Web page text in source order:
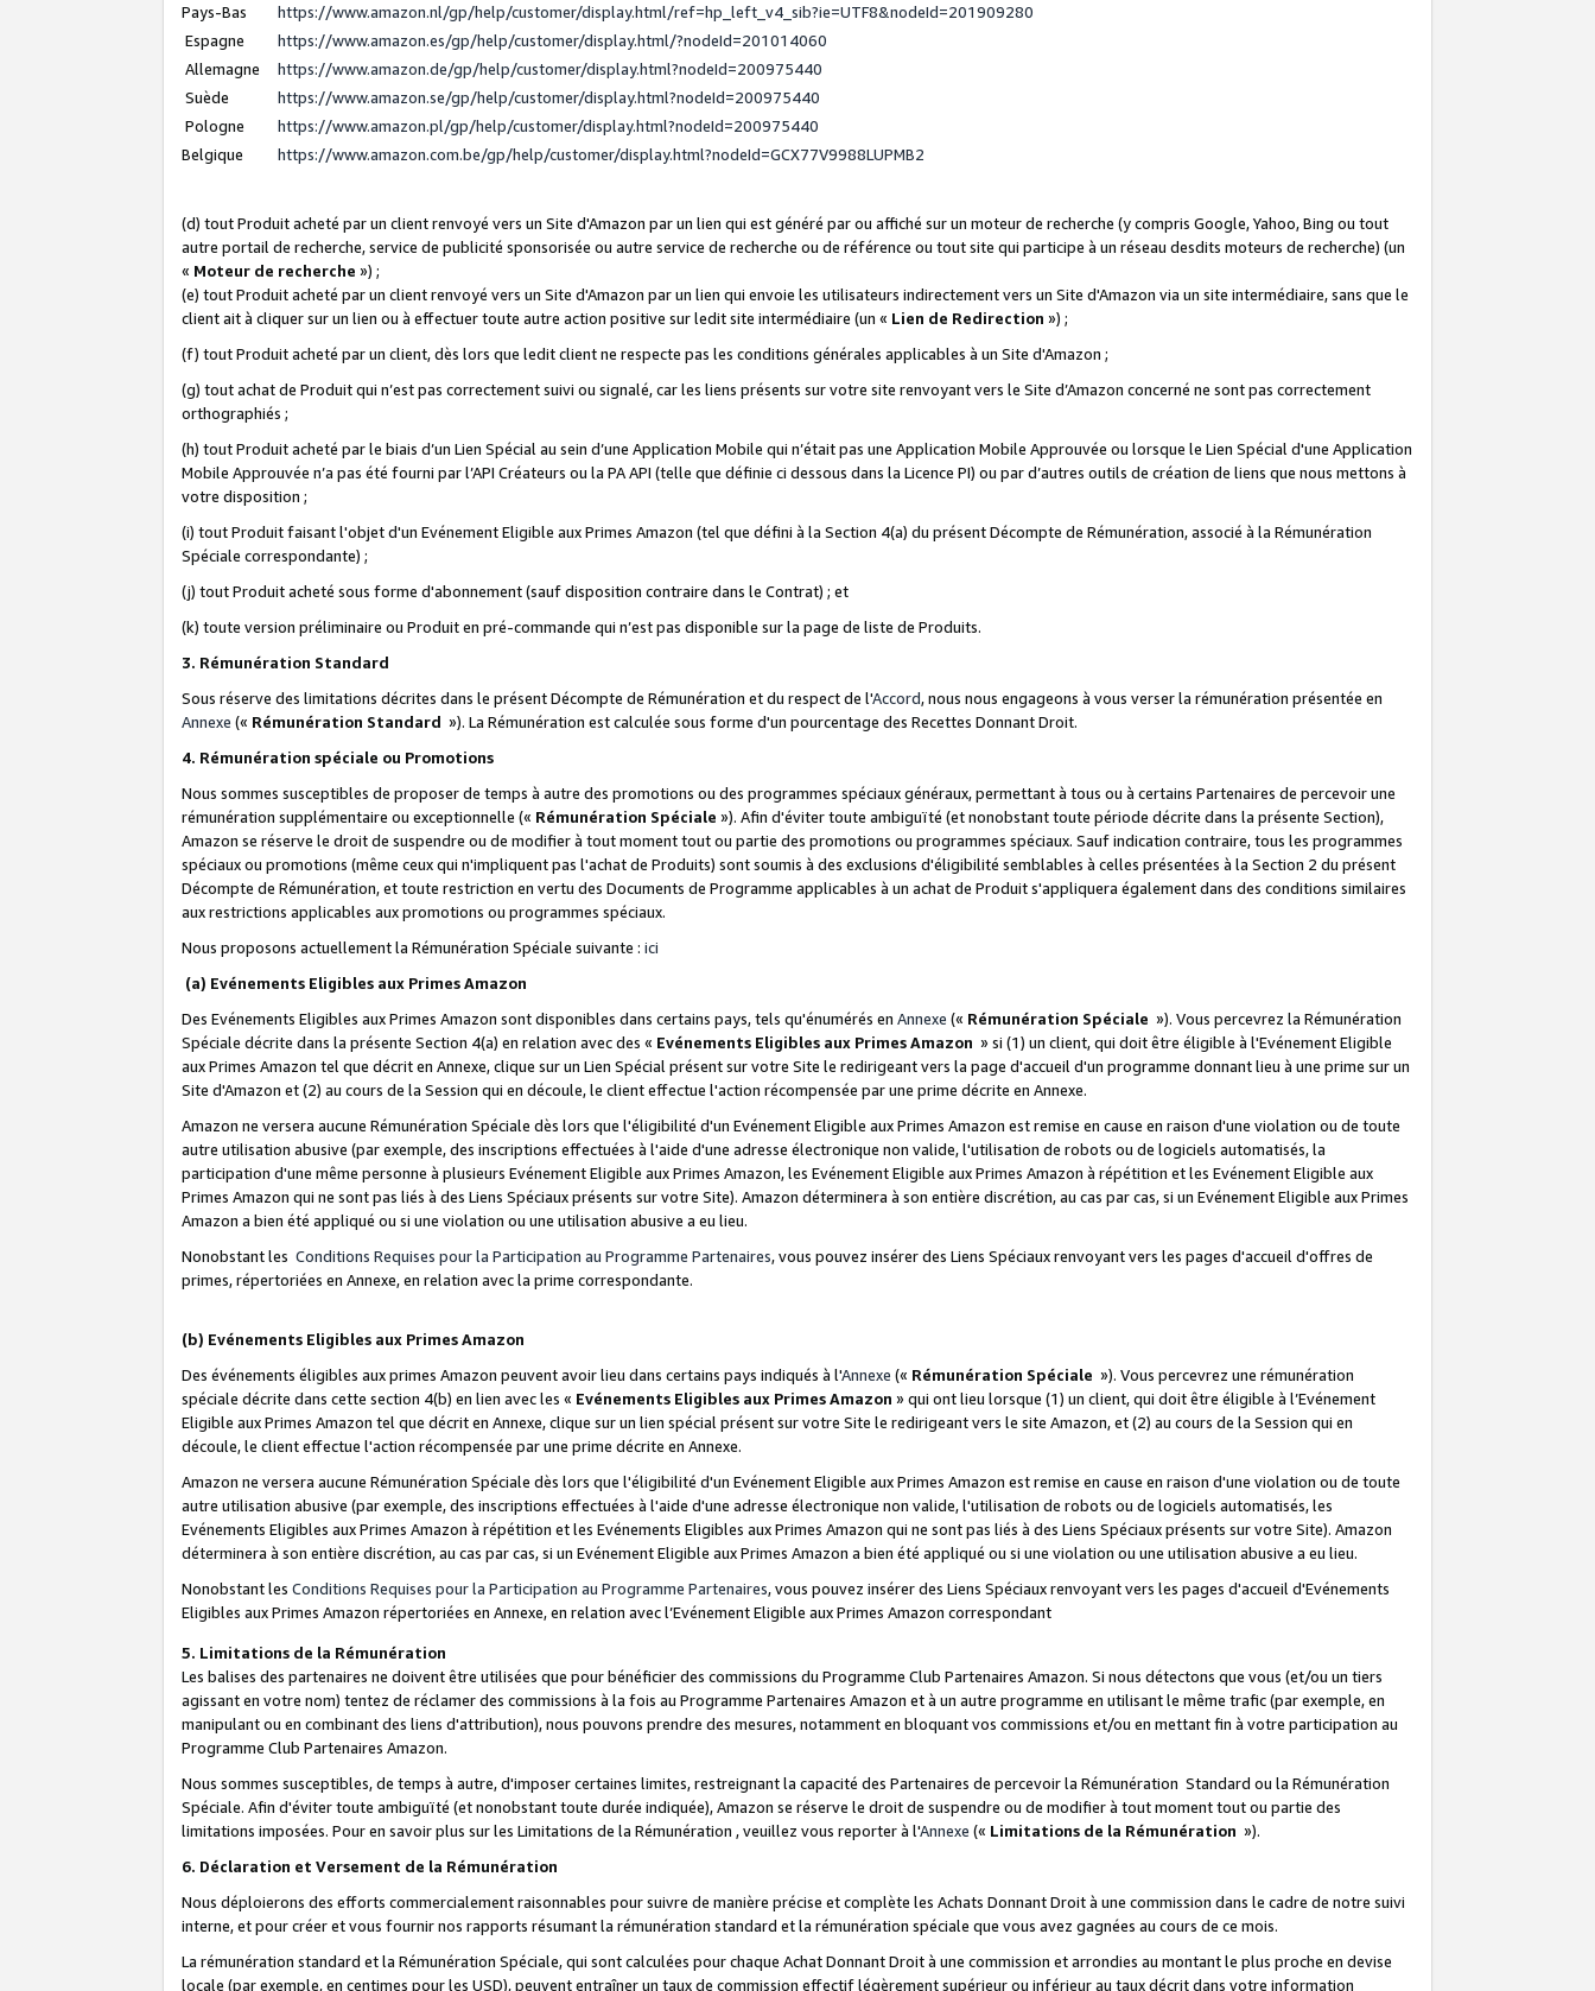
Pays-Bas
https://www.amazon.nl/gp/help/customer/display.html/ref=hp_left_v4_sib?ie=UTF8&nodeId=201909280
Espagne
https://www.amazon.es/gp/help/customer/display.html/?nodeId=201014060
Allemagne
https://www.amazon.de/gp/help/customer/display.html?nodeId=200975440
Suède
https://www.amazon.se/gp/help/customer/display.html?nodeId=200975440
Pologne
https://www.amazon.pl/gp/help/customer/display.html?nodeId=200975440
Belgique
https://www.amazon.com.be/gp/help/customer/display.html?nodeId=GCX77V9988LUPMB2
(d) tout Produit acheté par un client renvoyé vers un Site d'Amazon par un lien qui est généré par ou affiché sur un moteur de recherche (y compris Google, Yahoo, Bing ou tout
autre portail de recherche, service de publicité sponsorisée ou autre service de recherche ou de référence ou tout site qui participe à un réseau desdits moteurs de recherche) (un
« Moteur de recherche ») ;
(e) tout Produit acheté par un client renvoyé vers un Site d'Amazon par un lien qui envoie les utilisateurs indirectement vers un Site d'Amazon via un site intermédiaire, sans que le
client ait à cliquer sur un lien ou à effectuer toute autre action positive sur ledit site intermédiaire (un « Lien de Redirection ») ;
(f) tout Produit acheté par un client, dès lors que ledit client ne respecte pas les conditions générales applicables à un Site d'Amazon ;
(g) tout achat de Produit qui n’est pas correctement suivi ou signalé, car les liens présents sur votre site renvoyant vers le Site d’Amazon concerné ne sont pas correctement
orthographiés ;
(h) tout Produit acheté par le biais d’un Lien Spécial au sein d’une Application Mobile qui n’était pas une Application Mobile Approuvée ou lorsque le Lien Spécial d'une Application
Mobile Approuvée n’a pas été fourni par l’API Créateurs ou la PA API (telle que définie ci dessous dans la Licence PI) ou par d’autres outils de création de liens que nous mettons à
votre disposition ;
(i) tout Produit faisant l'objet d'un Evénement Eligible aux Primes Amazon (tel que défini à la Section 4(a) du présent Décompte de Rémunération, associé à la Rémunération
Spéciale correspondante) ;
(j) tout Produit acheté sous forme d'abonnement (sauf disposition contraire dans le Contrat) ; et
(k) toute version préliminaire ou Produit en pré-commande qui n’est pas disponible sur la page de liste de Produits.
3. Rémunération Standard
Sous réserve des limitations décrites dans le présent Décompte de Rémunération et du respect de l'Accord, nous nous engageons à vous verser la rémunération présentée en
Annexe (« Rémunération Standard »). La Rémunération est calculée sous forme d'un pourcentage des Recettes Donnant Droit.
4. Rémunération spéciale ou Promotions
Nous sommes susceptibles de proposer de temps à autre des promotions ou des programmes spéciaux généraux, permettant à tous ou à certains Partenaires de percevoir une
rémunération supplémentaire ou exceptionnelle (« Rémunération Spéciale »). Afin d'éviter toute ambiguïté (et nonobstant toute période décrite dans la présente Section),
Amazon se réserve le droit de suspendre ou de modifier à tout moment tout ou partie des promotions ou programmes spéciaux. Sauf indication contraire, tous les programmes
spéciaux ou promotions (même ceux qui n'impliquent pas l'achat de Produits) sont soumis à des exclusions d'éligibilité semblables à celles présentées à la Section 2 du présent
Décompte de Rémunération, et toute restriction en vertu des Documents de Programme applicables à un achat de Produit s'appliquera également dans des conditions similaires
aux restrictions applicables aux promotions ou programmes spéciaux.
Nous proposons actuellement la Rémunération Spéciale suivante : ici
(a) Evénements Eligibles aux Primes Amazon
Des Evénements Eligibles aux Primes Amazon sont disponibles dans certains pays, tels qu'énumérés en Annexe (« Rémunération Spéciale »). Vous percevrez la Rémunération
Spéciale décrite dans la présente Section 4(a) en relation avec des « Evénements Eligibles aux Primes Amazon » si (1) un client, qui doit être éligible à l'Evénement Eligible
aux Primes Amazon tel que décrit en Annexe, clique sur un Lien Spécial présent sur votre Site le redirigeant vers la page d'accueil d'un programme donnant lieu à une prime sur un
Site d'Amazon et (2) au cours de la Session qui en découle, le client effectue l'action récompensée par une prime décrite en Annexe.
Amazon ne versera aucune Rémunération Spéciale dès lors que l'éligibilité d'un Evénement Eligible aux Primes Amazon est remise en cause en raison d'une violation ou de toute
autre utilisation abusive (par exemple, des inscriptions effectuées à l'aide d'une adresse électronique non valide, l'utilisation de robots ou de logiciels automatisés, la
participation d'une même personne à plusieurs Evénement Eligible aux Primes Amazon, les Evénement Eligible aux Primes Amazon à répétition et les Evénement Eligible aux
Primes Amazon qui ne sont pas liés à des Liens Spéciaux présents sur votre Site). Amazon déterminera à son entière discrétion, au cas par cas, si un Evénement Eligible aux Primes
Amazon a bien été appliqué ou si une violation ou une utilisation abusive a eu lieu.
Nonobstant les Conditions Requises pour la Participation au Programme Partenaires, vous pouvez insérer des Liens Spéciaux renvoyant vers les pages d'accueil d'offres de
primes, répertoriées en Annexe, en relation avec la prime correspondante.
(b) Evénements Eligibles aux Primes Amazon
Des événements éligibles aux primes Amazon peuvent avoir lieu dans certains pays indiqués à l'Annexe (« Rémunération Spéciale »). Vous percevrez une rémunération
spéciale décrite dans cette section 4(b) en lien avec les « Evénements Eligibles aux Primes Amazon » qui ont lieu lorsque (1) un client, qui doit être éligible à l’Evénement
Eligible aux Primes Amazon tel que décrit en Annexe, clique sur un lien spécial présent sur votre Site le redirigeant vers le site Amazon, et (2) au cours de la Session qui en
découle, le client effectue l'action récompensée par une prime décrite en Annexe.
Amazon ne versera aucune Rémunération Spéciale dès lors que l'éligibilité d'un Evénement Eligible aux Primes Amazon est remise en cause en raison d'une violation ou de toute
autre utilisation abusive (par exemple, des inscriptions effectuées à l'aide d'une adresse électronique non valide, l'utilisation de robots ou de logiciels automatisés, les
Evénements Eligibles aux Primes Amazon à répétition et les Evénements Eligibles aux Primes Amazon qui ne sont pas liés à des Liens Spéciaux présents sur votre Site). Amazon
déterminera à son entière discrétion, au cas par cas, si un Evénement Eligible aux Primes Amazon a bien été appliqué ou si une violation ou une utilisation abusive a eu lieu.
Nonobstant les Conditions Requises pour la Participation au Programme Partenaires, vous pouvez insérer des Liens Spéciaux renvoyant vers les pages d'accueil d'Evénements
Eligibles aux Primes Amazon répertoriées en Annexe, en relation avec l’Evénement Eligible aux Primes Amazon correspondant
5. Limitations de la Rémunération
Les balises des partenaires ne doivent être utilisées que pour bénéficier des commissions du Programme Club Partenaires Amazon. Si nous détectons que vous (et/ou un tiers
agissant en votre nom) tentez de réclamer des commissions à la fois au Programme Partenaires Amazon et à un autre programme en utilisant le même trafic (par exemple, en
manipulant ou en combinant des liens d'attribution), nous pouvons prendre des mesures, notamment en bloquant vos commissions et/ou en mettant fin à votre participation au
Programme Club Partenaires Amazon.
Nous sommes susceptibles, de temps à autre, d'imposer certaines limites, restreignant la capacité des Partenaires de percevoir la Rémunération Standard ou la Rémunération
Spéciale. Afin d'éviter toute ambiguïté (et nonobstant toute durée indiquée), Amazon se réserve le droit de suspendre ou de modifier à tout moment tout ou partie des
limitations imposées. Pour en savoir plus sur les Limitations de la Rémunération , veuillez vous reporter à l'Annexe (« Limitations de la Rémunération »).
6. Déclaration et Versement de la Rémunération
Nous déploierons des efforts commercialement raisonnables pour suivre de manière précise et complète les Achats Donnant Droit à une commission dans le cadre de notre suivi
interne, et pour créer et vous fournir nos rapports résumant la rémunération standard et la rémunération spéciale que vous avez gagnées au cours de ce mois.
La rémunération standard et la Rémunération Spéciale, qui sont calculées pour chaque Achat Donnant Droit à une commission et arrondies au montant le plus proche en devise
locale (par exemple, en centimes pour les USD), peuvent entraîner un taux de commission effectif légèrement supérieur ou inférieur au taux décrit dans votre information